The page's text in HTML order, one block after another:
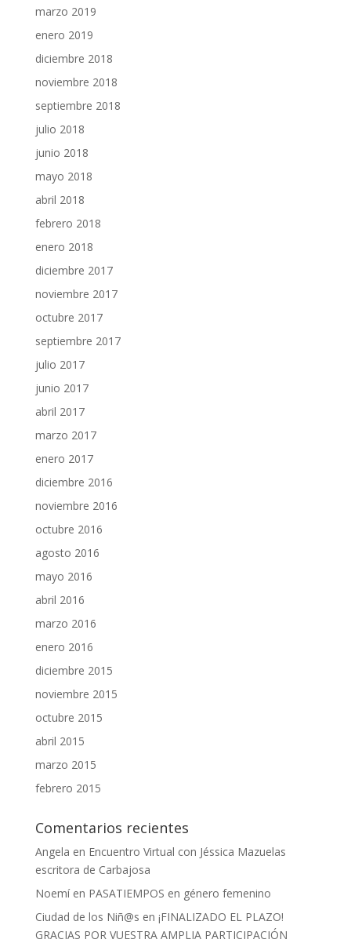
marzo 2019
enero 2019
diciembre 2018
noviembre 2018
septiembre 2018
julio 2018
junio 2018
mayo 2018
abril 2018
febrero 2018
enero 2018
diciembre 2017
noviembre 2017
octubre 2017
septiembre 2017
julio 2017
junio 2017
abril 2017
marzo 2017
enero 2017
diciembre 2016
noviembre 2016
octubre 2016
agosto 2016
mayo 2016
abril 2016
marzo 2016
enero 2016
diciembre 2015
noviembre 2015
octubre 2015
abril 2015
marzo 2015
febrero 2015
Comentarios recientes
Angela en Encuentro Virtual con Jéssica Mazuelas
escritora de Carbajosa
Noemíen PASATIEMPOS en género femenino
Ciudad de los Niñ@s en ¡FINALIZADO EL PLAZO!
GRACIAS POR VUESTRA AMPLIA PARTICIPACIÓN